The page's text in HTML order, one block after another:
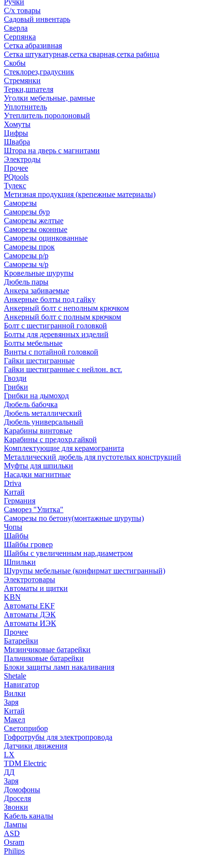
Ручки
С/х товары
Садовый инвентарь
Сверла
Серпянка
Сетка абразивная
Сетка штукатурная,сетка сварная,сетка рабица
Скобы
Стеклорез,градусник
Стремянки
Терки,шпателя
Уголки мебельные, рамные
Уплотнитель
Утеплитель поролоновый
Хомуты
Цифры
Швабра
Штора на дверь с магнитами
Электроды
Прочее
PQtools
Тулекс
Метизная продукция (крепежные материалы)
Саморезы
Саморезы бур
Саморезы желтые
Саморезы оконные
Саморезы оцинкованные
Саморезы прок
Саморезы р/р
Саморезы ч/р
Кровельные шурупы
Дюбель пары
Анкера забиваемые
Анкерные болты под гайку
Анкерный болт с неполным крючком
Анкерный болт с полным крючком
Болт с шестигранной головкой
Болты для деревянных изделий
Болты мебельные
Винты с потайной головкой
Гайки шестигранные
Гайки шестигранные с нейлон. вст.
Гвозди
Грибки
Грибки на дымоход
Дюбель бабочка
Дюбель металлический
Дюбель универсальный
Карабины винтовые
Карабины с предохр.гайкой
Комплектующие для керамогранита
Металлический дюбель для пустотелых конструкций
Муфты для шпильки
Насадки магнитные
Driva
Китай
Германия
Саморез "Улитка"
Саморезы по бетону(монтажные шурупы)
Чопы
Шайбы
Шайбы гровер
Шайбы с увеличенным нар.диаметром
Шпильки
Шурупы мебельные (конфирмат шестигранный)
Электротовары
Автоматы и щитки
KBN
Автоматы EKF
Автоматы ДЭК
Автоматы ИЭК
Прочее
Батарейки
Мизинчиковые батарейки
Пальчиковые батарейки
Блоки защиты ламп накаливания
Shetale
Навигатор
Вилки
Заря
Китай
Макел
Светоприбор
Гофротрубы для электропровода
Датчики движения
LX
TDM Electric
ДД
Заря
Домофоны
Дроселя
Звонки
Кабель каналы
Лампы
ASD
Osram
Philips